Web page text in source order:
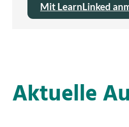
Mit LearnLinked
Aktuelle